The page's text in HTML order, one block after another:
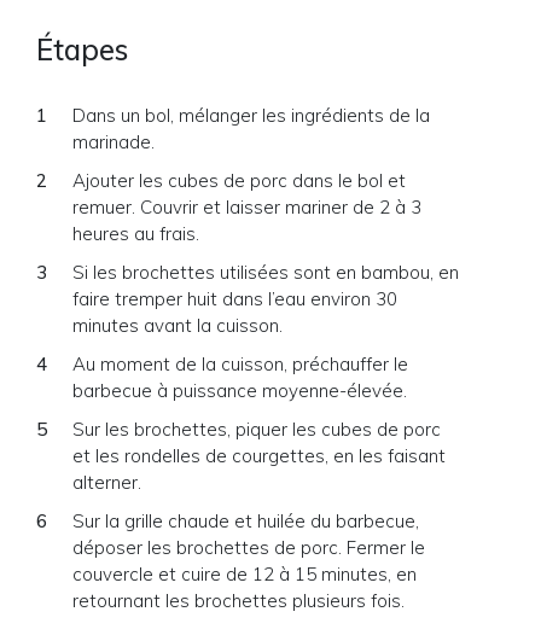
Étapes
Dans un bol, mélanger les ingrédients de la
marinade.
Ajouter les cubes de porc dans le bol et
remuer. Couvrir et laisser mariner de 2 à 3
heures au frais.
Si les brochettes utilisées sont en bambou, en
faire tremper huit dans l’eau environ 30
minutes avant la cuisson.
Au moment de la cuisson, préchauffer le
barbecue à puissance moyenne-élevée.
Sur les brochettes, piquer les cubes de porc
et les rondelles de courgettes, en les faisant
alterner.
Sur la grille chaude et huilée du barbecue,
déposer les brochettes de porc. Fermer le
couvercle et cuire de 12 à 15 minutes, en
retournant les brochettes plusieurs fois.